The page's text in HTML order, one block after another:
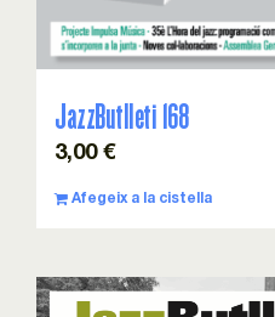
JazzButlleti 168
3,00 €
Afegeix a la cistella